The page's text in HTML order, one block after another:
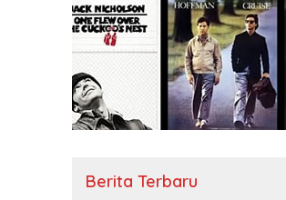
Berita Terbaru